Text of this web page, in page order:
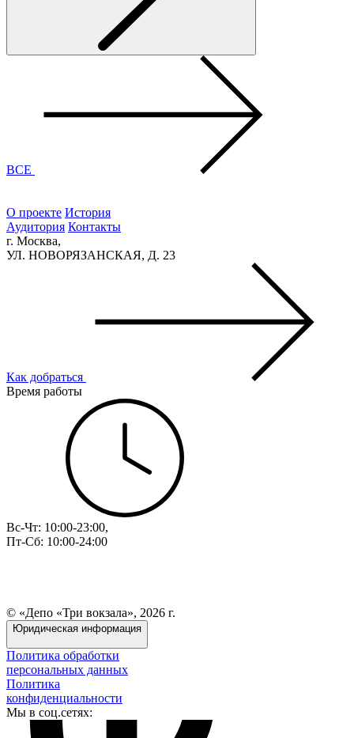
ВСЕ
О проекте История
Аудитория Контакты
г. Москва,
УЛ. НОВОРЯЗАНСКАЯ, Д. 23
Как добраться
Время работы
Вс-Чт: 10:00-23:00,
Пт-Сб: 10:00-24:00
© «Депо «Три вокзала», 2026 г.
Юридическая информация
Политика обработки
персональных данных
Политика
конфиденциальности
Мы в соц.сетях: